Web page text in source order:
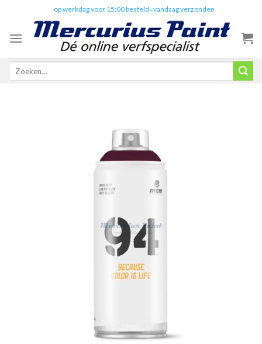
content
op werkdag voor 15:00 besteld=vandaag verzonden
Zoeken